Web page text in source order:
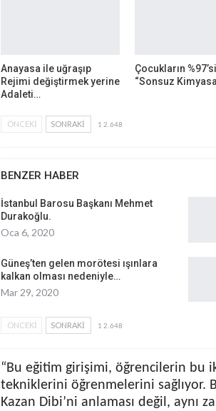
Anayasa ile uğraşıp
Rejimi değiştirmek yerine
Adaleti…
Çocukların
“Sonsuz
ÖNCEKI SONRAKI 1 2.648
BENZER HABER
İstanbul Barosu Başkanı Mehmet
Durakoğlu.
Oca 6, 2020
Güneş’ten gelen morötesi ışınlara
kalkan olması nedeniyle…
Mar 29, 2020
ÖNCEKI SONRAKI 1 2.648
“Bu eğitim girişimi, öğrencilerin bu
tekniklerini öğrenmelerini sağlıyor.
Kazan Dibi’ni anlaması değil, aynı